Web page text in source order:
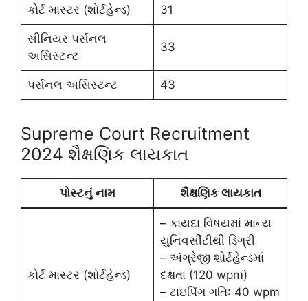
કોર્ટ માસ્ટર (શોર્ટહેન્ડ) 31
સીનિયર પર્સનલ
અસિસ્ટન્ટ
33
પર્સનલ અસિસ્ટન્ટ 43
Supreme Court Recruitment
2024 શૈક્ષણિક લાયકાત
પોસ્ટનું નામ શૈક્ષણિક લાયકાત
કોર્ટ માસ્ટર (શોર્ટહેન્ડ)
– કાયદા વિષયમાં માન્ય
યુનિવર્સીટીથી ડિગ્રી
– અંગ્રેજી શોર્ટહેન્ડમાં
દક્ષતા (120 wpm)
– ટાઇપિંગ ગતિ: 40 wpm